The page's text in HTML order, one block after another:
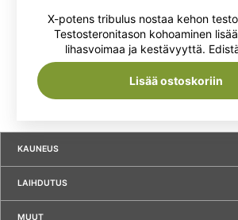
KAUNEUS
LAIHDUTUS
MUUT
2.00
hinta
oli:
27,90
X-potens tribulus nostaa kehon
Testosteronitason kohoaminen
lihasvoimaa ja kestävyyttä.
Lisää ostoskoriin